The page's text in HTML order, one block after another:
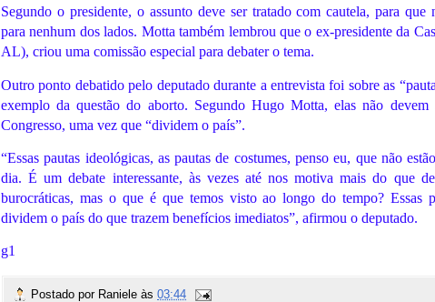
Segundo o presidente, o assunto deve ser tratado com cautela, para que
para nenhum dos lados. Motta também lembrou que o ex-presidente da
AL), criou uma comissão especial para debater o tema.
Outro ponto debatido pelo deputado durante a entrevista foi sobre as
exemplo da questão do aborto. Segundo Hugo Motta, elas não devem
Congresso, uma vez que “dividem o país”.
“Essas pautas ideológicas, as pautas de costumes, penso eu, que não
dia. É um debate interessante, às vezes até nos motiva mais do que
burocráticas, mas o que é que temos visto ao longo do tempo? Essas
dividem o país do que trazem benefícios imediatos”, afirmou o deputado.
g1
Postado por Raniele às 03:44